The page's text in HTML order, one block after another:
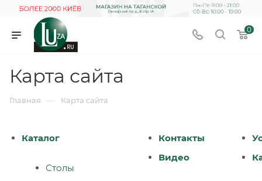
0
Карта сайта
Главная — Карта сайта
Каталог
Столы
Контакты
Видео